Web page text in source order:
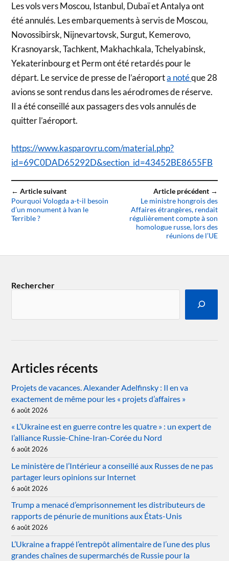
Les vols vers Moscou, Istanbul, Dubaï et Antalya ont
été annulés. Les embarquements à servis de Moscou,
Novossibirsk, Nijnevartovsk, Surgut, Kemerovo,
Krasnoyarsk, Tachkent, Makhachkala, Tchelyabinsk,
Yekaterinbourg et Perm ont été retardés pour le
départ. Le service de presse de l’aéroporta notéque 28
avions se sont rendus dans les aérodromes de réserve.
Il a été conseillé aux passagers des vols annulés de
quitter l’aéroport.
https://www.kasparovru.com/material.php?
id=69C0DAD65292D&section_id=43452BE8655FB
← Article suivant
Pourquoi Vologda a-t-il besoin
d’un monument à Ivan le
Terrible ?
Article précédent →
Le ministre hongrois des
Affaires étrangères, rendait
régulièrement compte à son
homologue russe, lors des
réunions de l’UE
Rechercher
Articles récents
Projets de vacances. Alexander Adelfinsky : Il en va
exactement de même pour les « projets d’affaires »
6 août 2026
« L’Ukraine est en guerre contre les quatre » : un expert de
l’alliance Russie-Chine-Iran-Corée du Nord
6 août 2026
Le ministère de l’Intérieur a conseillé aux Russes de ne pas
partager leurs opinions sur Internet
6 août 2026
Trump a menacé d’emprisonnement les distributeurs de
rapports de pénurie de munitions aux États-Unis
6 août 2026
L’Ukraine a frappé l’entrepôt alimentaire de l’une des plus
grandes chaînes de supermarchés de Russie pour la